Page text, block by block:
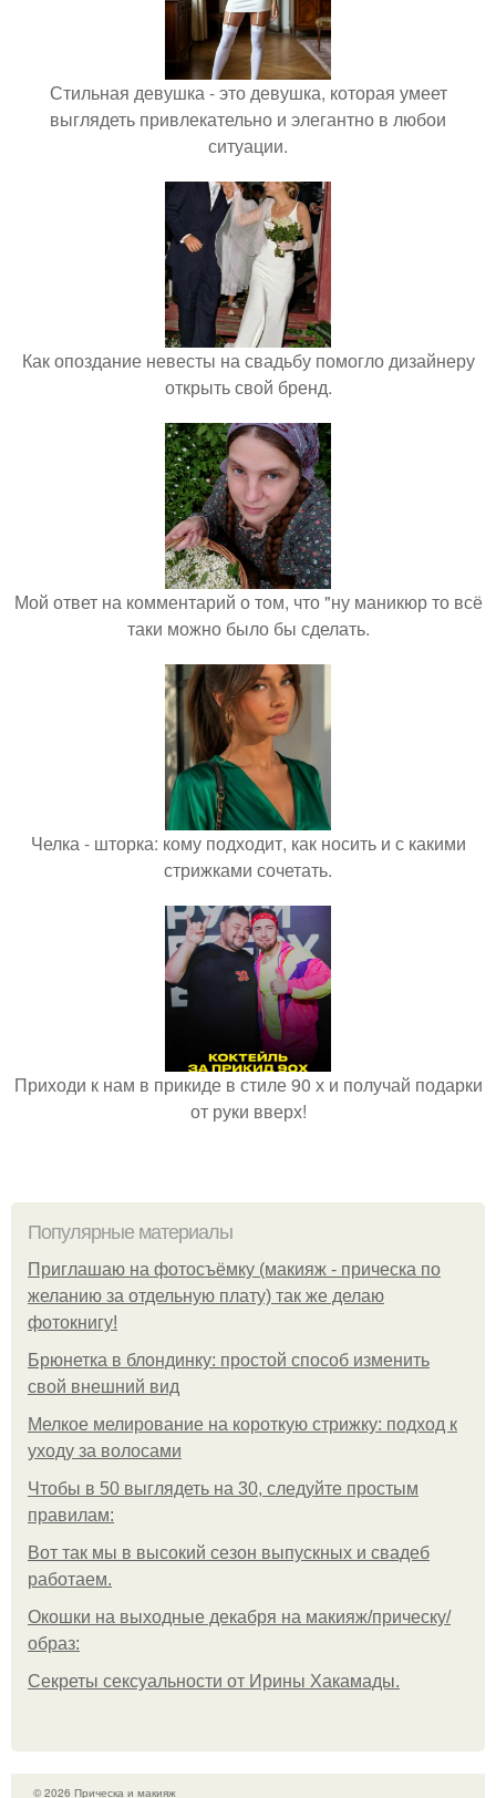
Стильная девушка - это девушка, которая умеет
выглядеть привлекательно и элегантно в любои
ситуации.
Как опоздание невесты на свадьбу помогло дизайнеру
открыть свой бренд.
Мой ответ на комментарий о том, что "ну маникюр то всё
таки можно было бы сделать.
Челка - шторка: кому подходит, как носить и с какими
стрижками сочетать.
Приходи к нам в прикиде в стиле 90 х и получай подарки
от руки вверх!
Популярные материалы
Приглашаю на фотосъёмку (макияж - прическа по
желанию за отдельную плату) так же делаю
фотокнигу!
Брюнетка в блондинку: простой способ изменить
свой внешний вид
Мелкое мелирование на короткую стрижку: подход к
уходу за волосами
Чтобы в 50 выглядеть на 30, следуйте простым
правилам:
Вот так мы в высокий сезон выпускных и свадеб
работаем.
Окошки на выходные декабря на макияж/прическу/
образ:
Секреты сексуальности от Ирины Хакамады.
© 2026 Прическа и макияж